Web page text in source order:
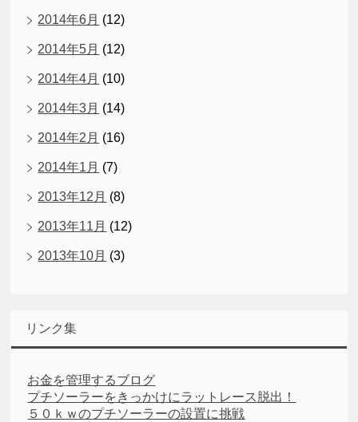
2014年6月 (12)
2014年5月 (12)
2014年4月 (10)
2014年3月 (14)
2014年2月 (16)
2014年1月 (7)
2013年12月 (8)
2013年11月 (12)
2013年10月 (3)
リンク集
お金を管理するブログ
プチソーラーをきっかけにラットレース脱出！
５０ｋｗのプチソーラーの設置に挑戦